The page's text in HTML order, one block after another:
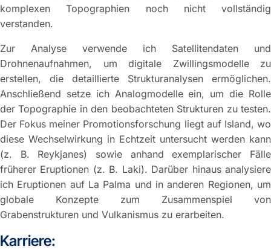
komplexen Topographien noch nicht vollständig
verstanden.
Zur Analyse verwende ich Satellitendaten und
Drohnenaufnahmen, um digitale Zwillingsmodelle zu
erstellen, die detaillierte Strukturanalysen ermöglichen.
Anschließend setze ich Analogmodelle ein, um die Rolle
der Topographie in den beobachteten Strukturen zu testen.
Der Fokus meiner Promotionsforschung liegt auf Island, wo
diese Wechselwirkung in Echtzeit untersucht werden kann
(z. B. Reykjanes) sowie anhand exemplarischer Fälle
früherer Eruptionen (z. B. Laki). Darüber hinaus analysiere
ich Eruptionen auf La Palma und in anderen Regionen, um
globale Konzepte zum Zusammenspiel von
Grabenstrukturen und Vulkanismus zu erarbeiten.
Karriere: